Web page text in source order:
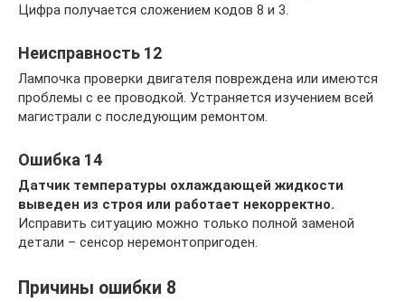
Цифра получается сложением кодов 8 и 3.
Неисправность 12
Лампочка проверки двигателя повреждена или имеются
проблемы с ее проводкой. Устраняется изучением всей
магистрали с последующим ремонтом.
Ошибка 14
Датчик температуры охлаждающей жидкости
выведен из строя или работает некорректно.
Исправить ситуацию можно только полной заменой
детали – сенсор неремонтопригоден.
Причины ошибки 8